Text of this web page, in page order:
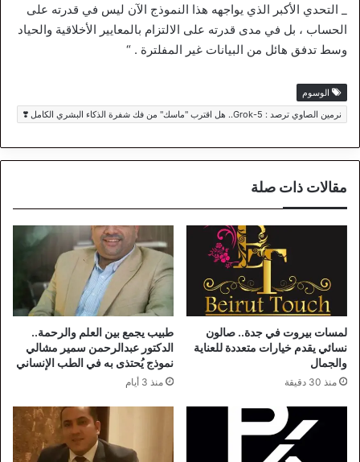
_ التحدي الأكبر الذي يواجهه هذا النموذج الآن ليس في قدرته على
الحساب ، بل في مدى قدرته على الالتزام بالمعايير الأخلاقية والحياد
وسط تدفق هائل من البيانات غير المفلترة . “
الوسوم
نرمين الصاوي ترصد : Grok-5.. هل اقترب "ماسك" من فك شفرة الذكاء البشري الكامل ❣️
مقالات ذات صلة
لمسات بيروت في جدة.. صالون
نسائي يقدم خيارات متعددة للعناية
والجمال
منذ 30 دقيقة
طبيب يجمع بين العلم والرحمة..
الدكتور عبدالرحمن سمير مشالي
نموذج يُحتذى به في الطب الإنساني
منذ 3 أيام